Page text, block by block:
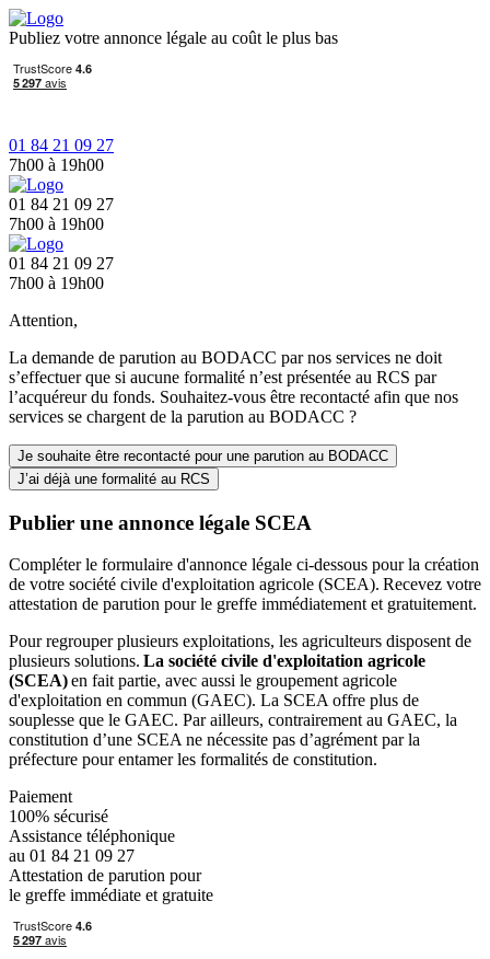
Publiez votre annonce légale au coût le plus bas
01 84 21 09 27
7h00 à 19h00
01 84 21 09 27
7h00 à 19h00
01 84 21 09 27
7h00 à 19h00
Attention,
La demande de parution au BODACC par nos services ne doit
s’effectuer que si aucune formalité n’est présentée au RCS par
l’acquéreur du fonds. Souhaitez-vous être recontacté afin que nos
services se chargent de la parution au BODACC ?
Je souhaite être recontacté pour une parution au BODACC
J’ai déjà une formalité au RCS
Publier une annonce légale SCEA
Compléter le formulaire d'annonce légale ci-dessous pour la création
de votre société civile d'exploitation agricole (SCEA). Recevez votre
attestation de parution pour le greffe immédiatement et gratuitement.
Pour regrouper plusieurs exploitations, les agriculteurs disposent de
plusieurs solutions. La société civile d'exploitation agricole
(SCEA)en fait partie, avec aussi le groupement agricole
d'exploitation en commun (GAEC). La SCEA offre plus de
souplesse que le GAEC. Par ailleurs, contrairement au GAEC, la
constitution d’une SCEA ne nécessite pas d’agrément par la
préfecture pour entamer les formalités de constitution.
Paiement
100% sécurisé
Assistance téléphonique
au 01 84 21 09 27
Attestation de parution pour
le greffe immédiate et gratuite